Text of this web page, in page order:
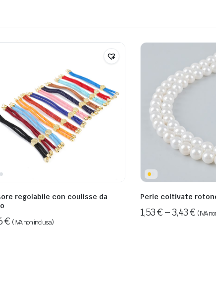
regolabile con coulisse da
€ (IVA non inclusa)
Perle coltivate
1,53€–3,43€ (IVA